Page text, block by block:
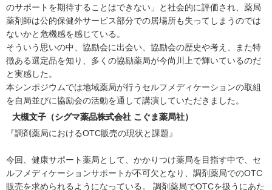
のサポートを期待することはできない」と社会的に評価され、薬局
薬剤師は公的保健外サービス部分での居場所も失ってしまうのでは
ないかと危機感を感じている。
そういう思いの中、協励会に出会い、協励会の歴史や考え、また特
徴ある選定品を知り、多くの協励薬局が今尚川上で輝いているのだ
と実感した。
本シンポジウムでは地域薬局が行うセルフメディケーションの取組
を自局並びに協励会の活動を通して講演していただきました。
大槻文子（シグマ薬品株式会社 こぐま薬局社）
『調剤薬局におけるOTC販売の現状と課題』
今回、健康サポート薬局として、かかりつけ薬局を目指す中で、セ
ルフメディケーションサポートが不可欠となり、調剤薬局でのOTC
販売を求められるようになっている。 調剤薬局でOTCを扱うにあた